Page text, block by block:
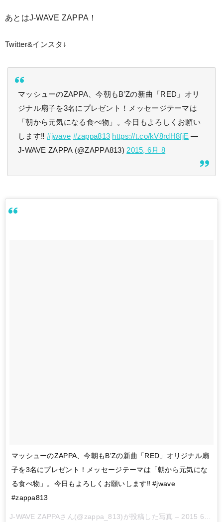
あとはJ-WAVE ZAPPA！
Twitter&インスタ↓
マッシューのZAPPA、今朝もB’Zの新曲「RED」オリ
ジナル扇子を3名にプレゼント！メッセージテーマは
「朝から元気になる食べ物」。今日もよろしくお願い
します‼︎#jwave #zappa813 https://t.co/kV8rdH8fjE —
J-WAVE ZAPPA (@ZAPPA813) 2015, 6月 8
マッシューのZAPPA、今朝もB’Zの新曲「RED」オリジナル扇
子を3名にプレゼント！メッセージテーマは「朝から元気にな
る食べ物」。今日もよろしくお願いします‼︎ #jwave
#zappa813
J-WAVE ZAPPAさん(@zappa_813)が投稿した写真 – 2015 6月 8 12:24午後 PDT